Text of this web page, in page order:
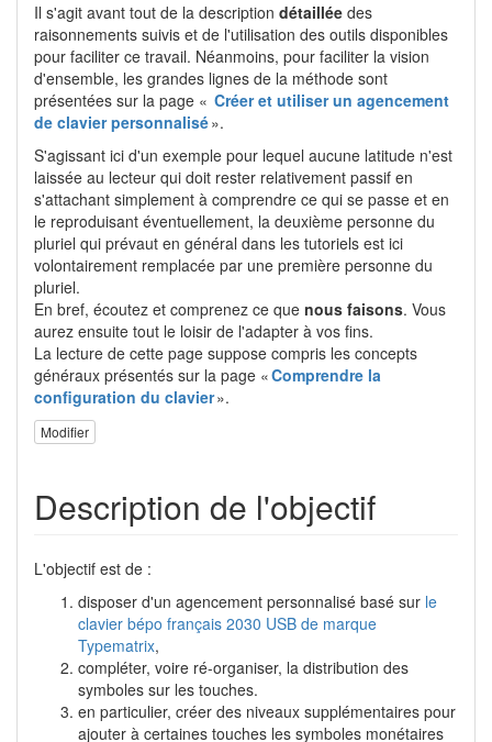
Il s'agit avant tout de la description détaillée des
raisonnements suivis et de l'utilisation des outils disponibles
pour faciliter ce travail. Néanmoins, pour faciliter la vision
d'ensemble, les grandes lignes de la méthode sont
présentées sur la page « Créer et utiliser un agencement
de clavier personnalisé».
S'agissant ici d'un exemple pour lequel aucune latitude n'est
laissée au lecteur qui doit rester relativement passif en
s'attachant simplement à comprendre ce qui se passe et en
le reproduisant éventuellement, la deuxième personne du
pluriel qui prévaut en général dans les tutoriels est ici
volontairement remplacée par une première personne du
pluriel.
En bref, écoutez et comprenez ce que nous faisons. Vous
aurez ensuite tout le loisir de l'adapter à vos fins.
La lecture de cette page suppose compris les concepts
généraux présentés sur la page «Comprendre la
configuration du clavier».
Modifier
Description de l'objectif
L'objectif est de :
disposer d'un agencement personnalisé basé sur le
clavier bépo français 2030 USB de marque
Typematrix,
compléter, voire ré-organiser, la distribution des
symboles sur les touches.
en particulier, créer des niveaux supplémentaires pour
ajouter à certaines touches les symboles monétaires